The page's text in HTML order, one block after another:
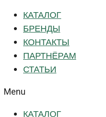
КАТАЛОГ
БРЕНДЫ
КОНТАКТЫ
ПАРТНЁРАМ
СТАТЬИ
Menu
КАТАЛОГ